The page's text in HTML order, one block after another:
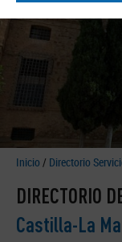
Inicio / Directorio
DIRECTORIO
Castilla-La